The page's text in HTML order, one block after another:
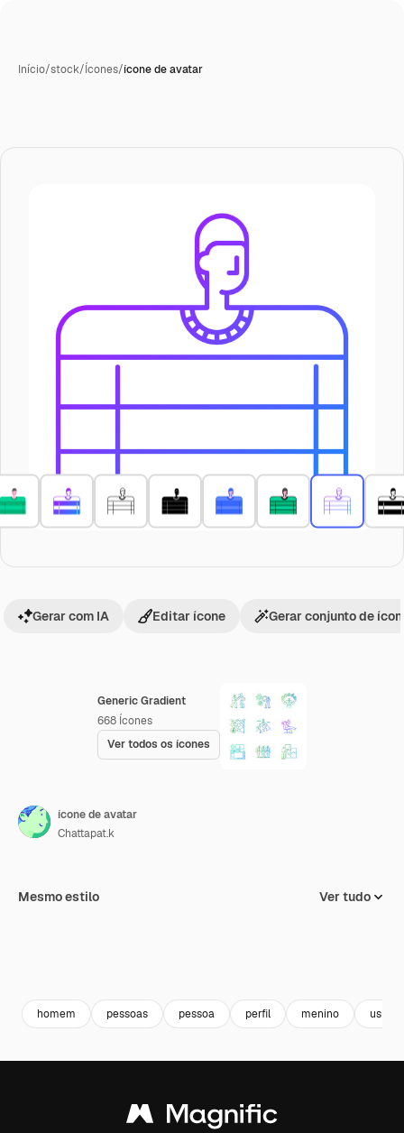
Início/stock/Ícones/ícone de avatar
Generic Gradient
668 Ícones
Ver todos os ícones
Gerar com IA Editar ícone Gerar conjunto de
ícone de avatar
Chattapat.k
Mesmo estilo Ver tudo
homem pessoas pessoa perfil menino